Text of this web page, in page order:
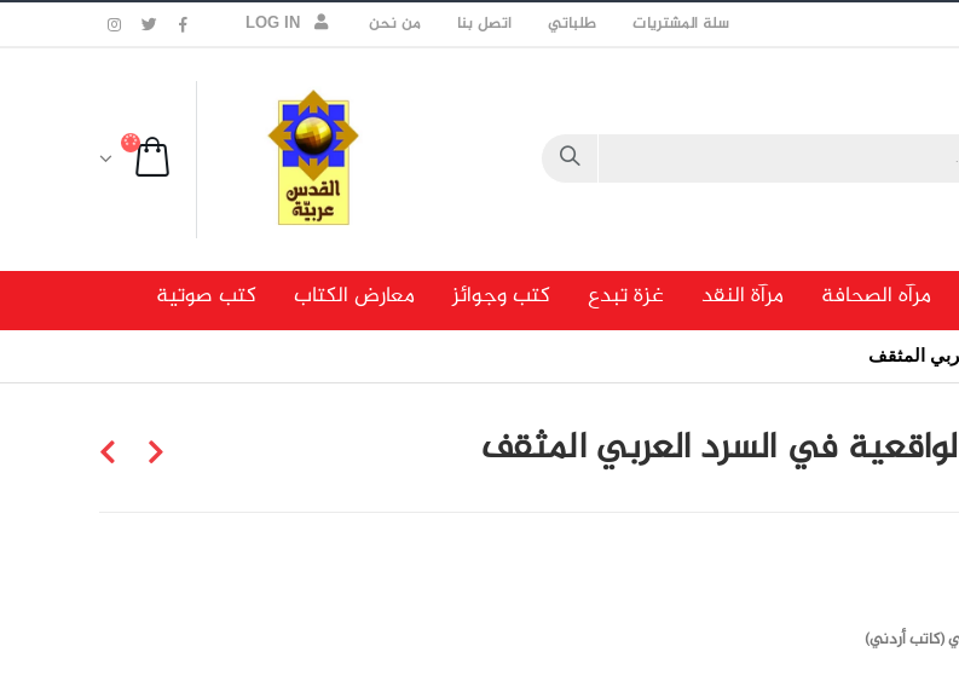
سلة المشتريات طلباتي اتصل بنا من نحن LOG IN
مرآه الصحافة مرآة النقد غزة تبدع كتب وجوائز معارض الكتاب كتب صوتية
المثقف
في السرد العربي المثقف
(كاتب أردني)